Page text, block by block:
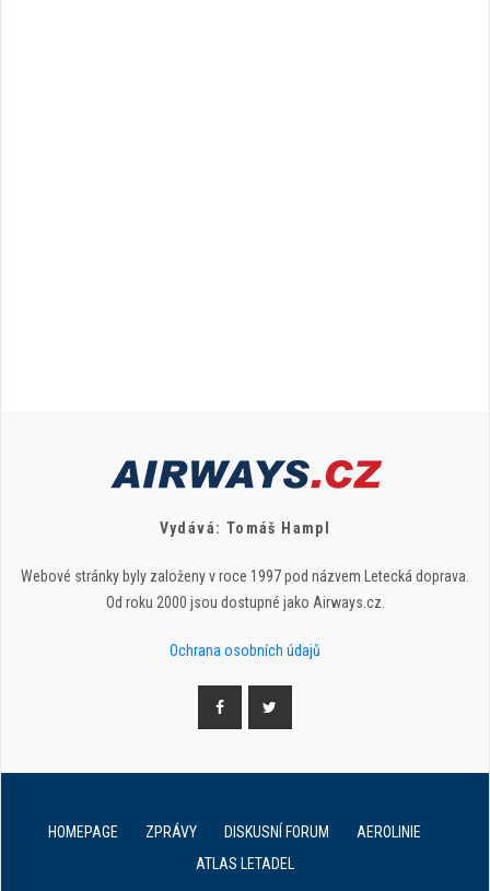
Vydává: Tomáš Hampl
Webové stránky byly založeny v roce 1997 pod názvem Letecká doprava.
Od roku 2000 jsou dostupné jako Airways.cz.
Ochrana osobních údajů
HOMEPAGE ZPRÁVY DISKUSNÍ FORUM
AEROLINIE
ATLAS LETADEL